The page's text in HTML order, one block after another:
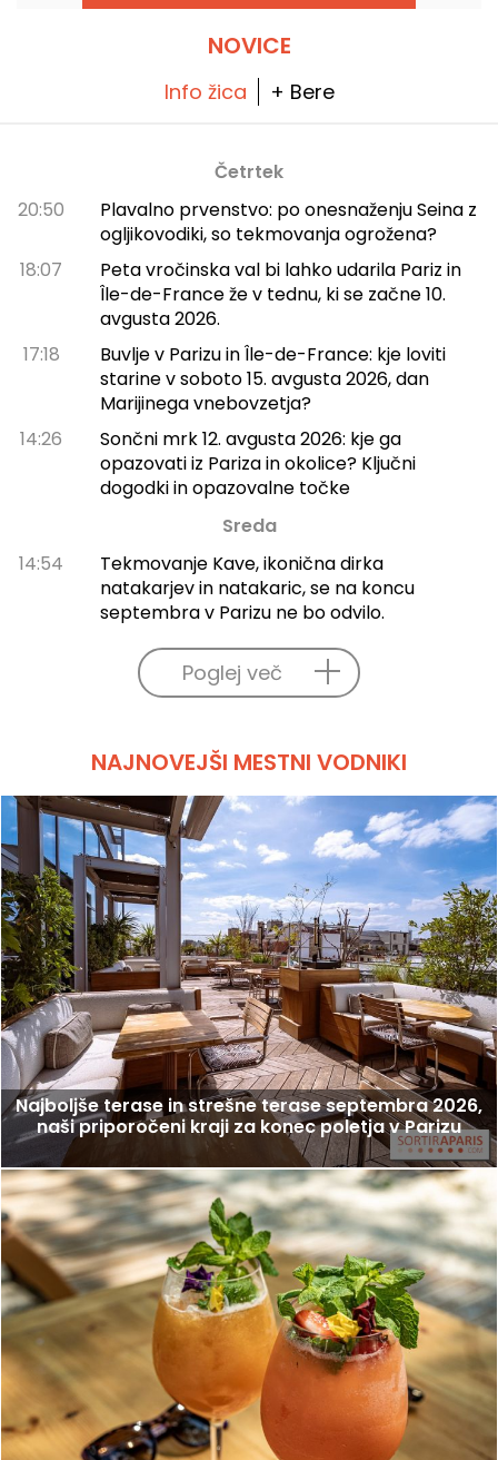
NOVICE
Info žica + Bere
Četrtek
20:50
Plavalno prvenstvo: po onesnaženju Seina z
ogljikovodiki, so tekmovanja ogrožena?
18:07
Peta vročinska val bi lahko udarila Pariz in
Île-de-France že v tednu, ki se začne 10.
avgusta 2026.
17:18
Buvlje v Parizu in Île-de-France: kje loviti
starine v soboto 15. avgusta 2026, dan
Marijinega vnebovzetja?
14:26
Sončni mrk 12. avgusta 2026: kje ga
opazovati iz Pariza in okolice? Ključni
dogodki in opazovalne točke
Sreda
14:54
Tekmovanje Kave, ikonična dirka
natakarjev in natakaric, se na koncu
septembra v Parizu ne bo odvilo.
Poglej več
NAJNOVEJŠI MESTNI VODNIKI
Najboljše terase in strešne terase septembra 2026,
naši priporočeni kraji za konec poletja v Parizu